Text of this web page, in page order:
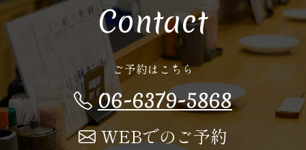
Contact
ご予約はこちら
06-6379-5868
WEBでのご予約